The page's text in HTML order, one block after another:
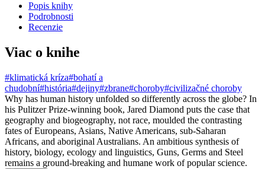
Popis knihy
Podrobnosti
Recenzie
Viac o knihe
#klimatická kríza#bohatí a
chudobní#história#dejiny#zbrane#choroby#civilizačné choroby
Why has human history unfolded so differently across the globe? In
his Pulitzer Prize-winning book, Jared Diamond puts the case that
geography and biogeography, not race, moulded the contrasting
fates of Europeans, Asians, Native Americans, sub-Saharan
Africans, and aboriginal Australians. An ambitious synthesis of
history, biology, ecology and linguistics, Guns, Germs and Steel
remains a ground-breaking and humane work of popular science.